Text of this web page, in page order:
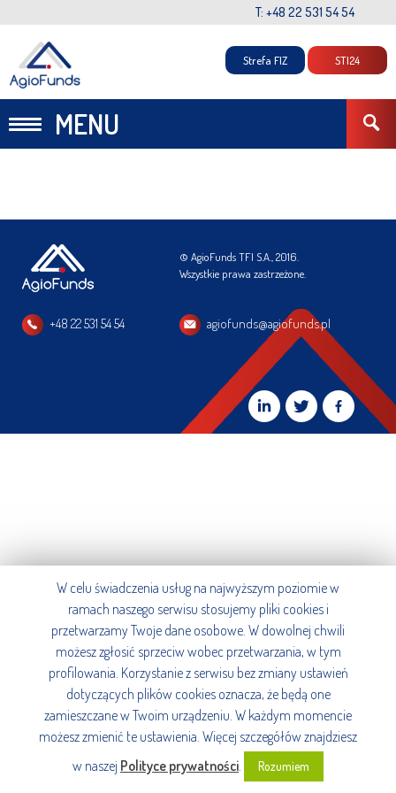
T: +48 22 531 54 54
MENU
Strefa FIZ STI24
© AgioFunds TFI S.A., 2016.
Wszystkie prawa zastrzeżone.
+48 22 531 54 54 agiofunds@agiofunds.pl
W celu świadczenia usług na najwyższym poziomie w
ramach naszego serwisu stosujemy pliki cookies i
przetwarzamy Twoje dane osobowe. W dowolnej chwili
możesz zgłosić sprzeciw wobec przetwarzania, w tym
profilowania. Korzystanie z serwisu bez zmiany ustawień
dotyczących plików cookies oznacza, że będą one
zamieszczane w Twoim urządzeniu. W każdym momencie
możesz zmienić te ustawienia. Więcej szczegółów znajdziesz
w naszej Polityce prywatności. Rozumiem